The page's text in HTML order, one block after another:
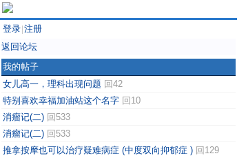
登录 注册
返回论坛
我的帖子
女儿高一，理科出现问题 回42
特别喜欢幸福加油站这个名字 回10
消瘤记(二) 回533
消瘤记(二) 回533
推拿按摩也可以治疗疑难病症 (中度双向抑郁症 ) 回129